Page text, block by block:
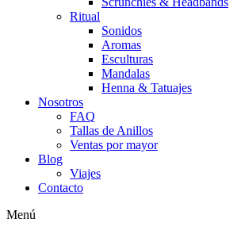
Ritual
Sonidos
Aromas
Esculturas
Mandalas
Henna & Tatuajes
Nosotros
FAQ
Tallas de Anillos
Ventas por mayor
Blog
Viajes
Contacto
Menú